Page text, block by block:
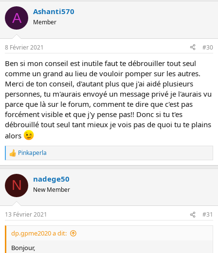
A Ashanti570
Member
8 Février 2021 #30
Ben si mon conseil est inutile faut te débrouiller tout seul
comme un grand au lieu de vouloir pomper sur les autres.
Merci de ton conseil, d'autant plus que j'ai aidé plusieurs
personnes, tu m'aurais envoyé un message privé je l'aurais vu
parce que là sur le forum, comment te dire que c'est pas
forcément visible et que j'y pense pas!! Donc si tu t'es
débrouillé tout seul tant mieux je vois pas de quoi tu te plains
alors
R
e
c
i
s
:
Pinkaperla
N nadege50
New Member
13 Février 2021 #31
dp.gpme2020 a dit:
Bonjour,